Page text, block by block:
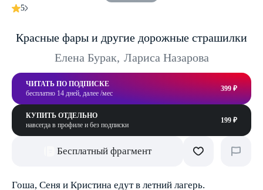
5
Красные фары и другие дорожные страшилки
Елена Бурак, Лариса Назарова
ЧИТАТЬ ПО ПОДПИСКЕ
бесплатно 14 дней, далее /мес
399 ₽
КУПИТЬ ОТДЕЛЬНО
навсегда в профиле и без подписки
199 ₽
Бесплатный фрагмент
Гоша, Сеня и Кристина едут в летний лагерь.